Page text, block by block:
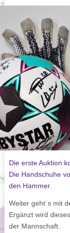
Die erste Auktion
Die Handschuhe
den Hammer.
Weiter geht´s mit
Ergänzt wird
der Mannschaft.